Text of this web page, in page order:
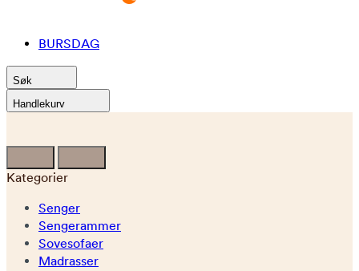
BURSDAG
Søk
Handlekurv
Kategorier
Senger
Sengerammer
Sovesofaer
Madrasser